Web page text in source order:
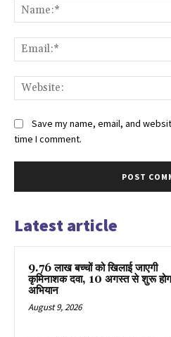
Save my name, email, and
time I comment.
Latest article
9.76 लाख बच्चों को खिलाई जाएगी
कृमिनाशक दवा, 10 अगस्त से शुरू
अभियान
August 9, 2026